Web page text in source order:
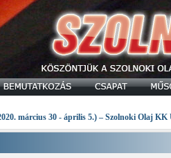
március 30 - április 5.) – Szolnoki Olaj KK